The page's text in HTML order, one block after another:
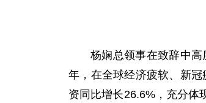
杨娴总领事在致辞中
年，在全球经济疲软、新
资同比增长26.6%，充分体